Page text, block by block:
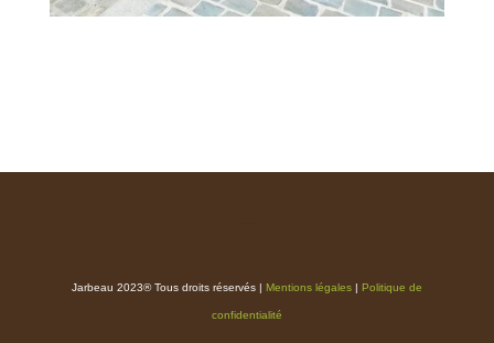
Jarbeau 2023® Tous droits réservés | Mentions légales| Politique de
confidentialité